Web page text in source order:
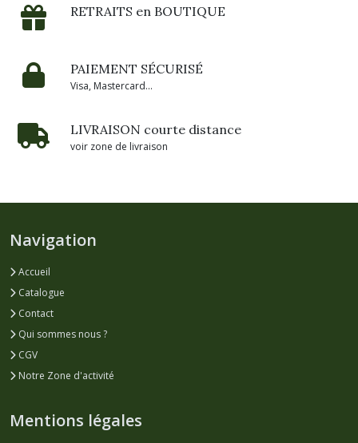
RETRAITS en BOUTIQUE
PAIEMENT SÉCURISÉ
Visa, Mastercard...
LIVRAISON courte distance
voir zone de livraison
Navigation
Accueil
Catalogue
Contact
Qui sommes nous ?
CGV
Notre Zone d'activité
Mentions légales